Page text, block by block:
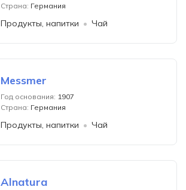
Страна: Германия
Продукты, напитки Чай
Messmer
Год основания: 1907
Страна: Германия
Продукты, напитки Чай
Alnatura